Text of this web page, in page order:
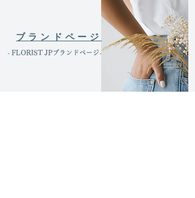
ブランドページ
​- FLORIST JPブランドページ-